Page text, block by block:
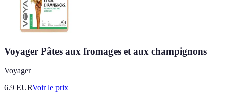
Voyager Pâtes aux fromages et aux champignons
Voyager
6.9 EURVoir le prix